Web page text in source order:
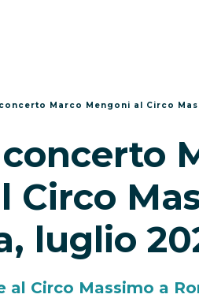
Marco Mengoni al Circo
Circo
luglio
al Circo Massimo a